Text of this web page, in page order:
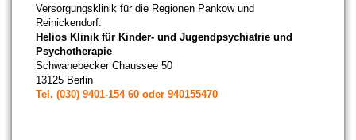
Versorgungsklinik für die Regionen Pankow und
Reinickendorf:
Helios Klinik für Kinder- und Jugendpsychiatrie und
Psychotherapie
Schwanebecker Chaussee 50
13125 Berlin
Tel. (030) 9401-154 60 oder 940155470